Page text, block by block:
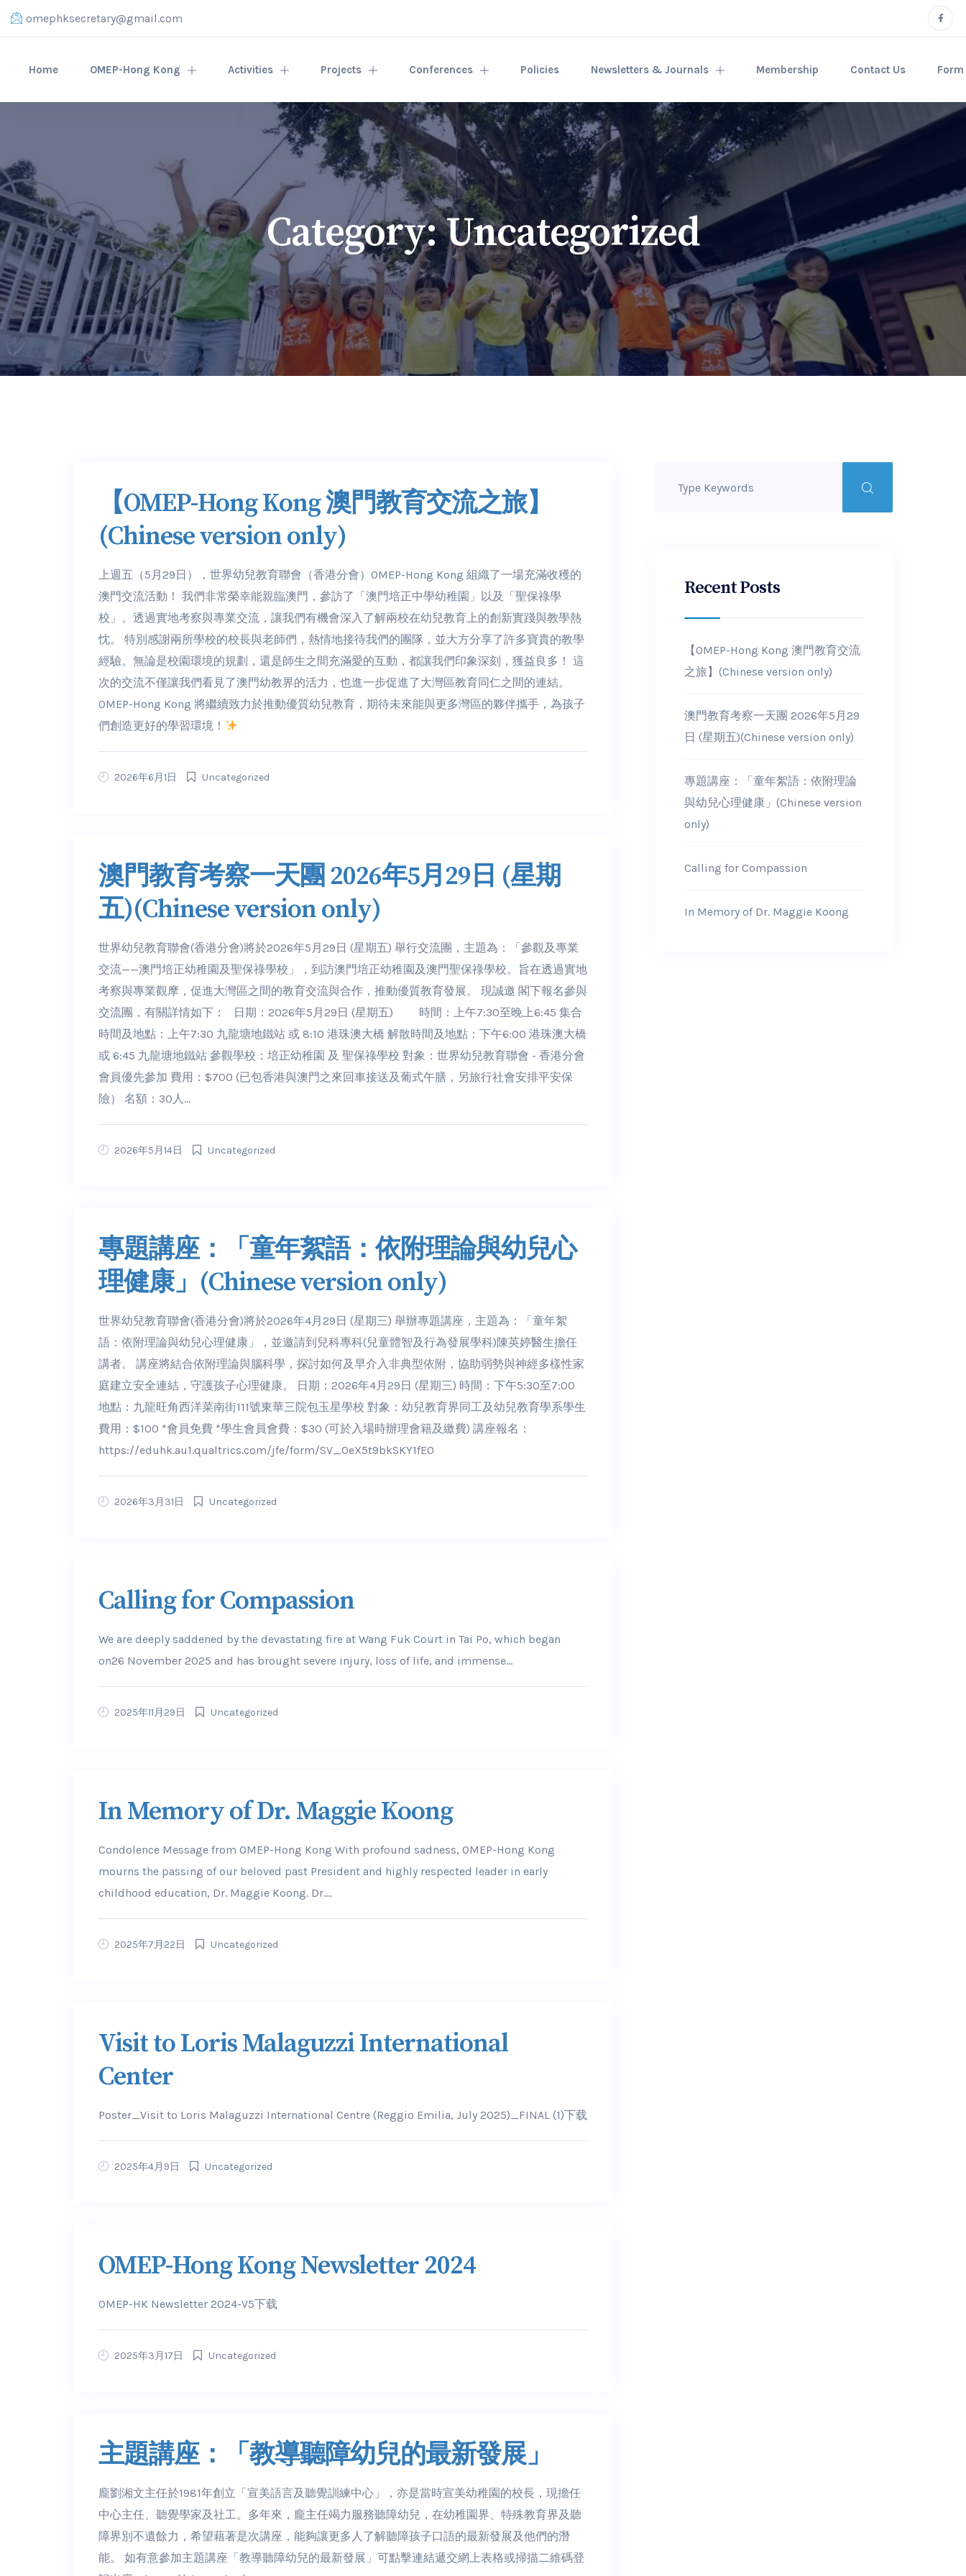
omephksecretary@gmail.com
Home OMEP-Hong Kong Activities Projects Conferences Policies Newsletters & Journals Membership Contact Us Form
Category:Uncategorized
【OMEP-Hong Kong 澳門教育交流之旅】
(Chinese version only)
上週五（5月29日），世界幼兒教育聯會（香港分會）OMEP-Hong Kong 組織了一場充滿收穫的
澳門交流活動！ 我們非常榮幸能親臨澳門，參訪了「澳門培正中學幼稚園」以及「聖保祿學
校」。透過實地考察與專業交流，讓我們有機會深入了解兩校在幼兒教育上的創新實踐與教學熱
忱。 特別感謝兩所學校的校長與老師們，熱情地接待我們的團隊，並大方分享了許多寶貴的教學
經驗。無論是校園環境的規劃，還是師生之間充滿愛的互動，都讓我們印象深刻，獲益良多！ 這
次的交流不僅讓我們看見了澳門幼教界的活力，也進一步促進了大灣區教育同仁之間的連結。
OMEP-Hong Kong 將繼續致力於推動優質幼兒教育，期待未來能與更多灣區的夥伴攜手，為孩子
們創造更好的學習環境！
2026年6月1日 Uncategorized
澳門教育考察一天團 2026年5月29日 (星期
五)(Chinese version only)
世界幼兒教育聯會(香港分會)將於2026年5月29日 (星期五) 舉行交流團，主題為：「參觀及專業
交流——澳門培正幼稚園及聖保祿學校」，到訪澳門培正幼稚園及澳門聖保祿學校。旨在透過實地
考察與專業觀摩，促進大灣區之間的教育交流與合作，推動優質教育發展。 現誠邀 閣下報名參與
交流團，有關詳情如下： 日期：2026年5月29日 (星期五) 時間：上午7:30至晚上6:45 集合
時間及地點：上午7:30 九龍塘地鐵站 或 8:10 港珠澳大橋 解散時間及地點：下午6:00 港珠澳大橋
或 6:45 九龍塘地鐵站 參觀學校：培正幼稚園 及 聖保祿學校 對象：世界幼兒教育聯會 - 香港分會
會員優先參加 費用：$700 (已包香港與澳門之來回車接送及葡式午膳，另旅行社會安排平安保
險） 名額：30人...
2026年5月14日 Uncategorized
專題講座：「童年絮語：依附理論與幼兒心
理健康」(Chinese version only)
世界幼兒教育聯會(香港分會)將於2026年4月29日 (星期三) 舉辦專題講座，主題為：「童年絮
語：依附理論與幼兒心理健康」，並邀請到兒科專科(兒童體智及行為發展學科)陳英婷醫生擔任
講者。 講座將結合依附理論與腦科學，探討如何及早介入非典型依附，協助弱勢與神經多樣性家
庭建立安全連結，守護孩子心理健康。 日期：2026年4月29日 (星期三) 時間：下午5:30至7:00
地點：九龍旺角西洋菜南街111號東華三院包玉星學校 對象：幼兒教育界同工及幼兒教育學系學生
費用：$100 *會員免費 *學生會員會費：$30 (可於入場時辦理會籍及繳費) 講座報名：
https://eduhk.au1.qualtrics.com/jfe/form/SV_0eX5t9bkSKY1fEO
2026年3月31日 Uncategorized
Calling for Compassion
We are deeply saddened by the devastating fire at Wang Fuk Court in Tai Po, which began
on26 November 2025 and has brought severe injury, loss of life, and immense...
2025年11月29日 Uncategorized
In Memory of Dr. Maggie Koong
Condolence Message from OMEP-Hong Kong With profound sadness, OMEP-Hong Kong
mourns the passing of our beloved past President and highly respected leader in early
childhood education, Dr. Maggie Koong. Dr....
2025年7月22日 Uncategorized
Visit to Loris Malaguzzi International
Center
Poster_Visit to Loris Malaguzzi International Centre (Reggio Emilia, July 2025)_FINAL (1)下载
2025年4月9日 Uncategorized
OMEP-Hong Kong Newsletter 2024
OMEP-HK Newsletter 2024-V5下载
2025年3月17日 Uncategorized
主題講座：「教導聽障幼兒的最新發展」
龐劉湘文主任於1981年創立「宣美語言及聽覺訓練中心」，亦是當時宣美幼稚園的校長，現擔任
中心主任、聽覺學家及社工。多年來，龐主任竭力服務聽障幼兒，在幼稚園界、特殊教育界及聽
障界別不遺餘力，希望藉著是次講座，能夠讓更多人了解聽障孩子口語的最新發展及他們的潛
能。 如有意參加主題講座「教導聽障幼兒的最新發展」可點擊連結遞交網上表格或掃描二維碼登
Recent Posts
【OMEP-Hong Kong 澳門教育交流
之旅】(Chinese version only)
澳門教育考察一天團 2026年5月29
日 (星期五)(Chinese version only)
專題講座：「童年絮語：依附理論
與幼兒心理健康」(Chinese version
only)
Calling for Compassion
In Memory of Dr. Maggie Koong